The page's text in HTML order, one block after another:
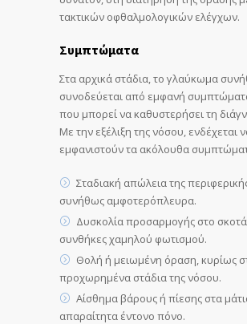
τακτικών οφθαλμολογικών ελέγχων.
Συμπτώματα
Στα αρχικά στάδια, το γλαύκωμα
συνοδεύεται από εμφανή
που μπορεί να καθυστερήσει τη
Με την εξέλιξη της νόσου, ενδέχεται
εμφανιστούν τα ακόλουθα
Σταδιακή απώλεια της
συνήθως αμφοτερόπλευρα.
Δυσκολία προσαρμογής στο
συνθήκες χαμηλού φωτισμού.
Θολή ή μειωμένη όραση, κυρίως
προχωρημένα στάδια της νόσου.
Αίσθημα βάρους ή πίεσης στα
απαραίτητα έντονο πόνο.